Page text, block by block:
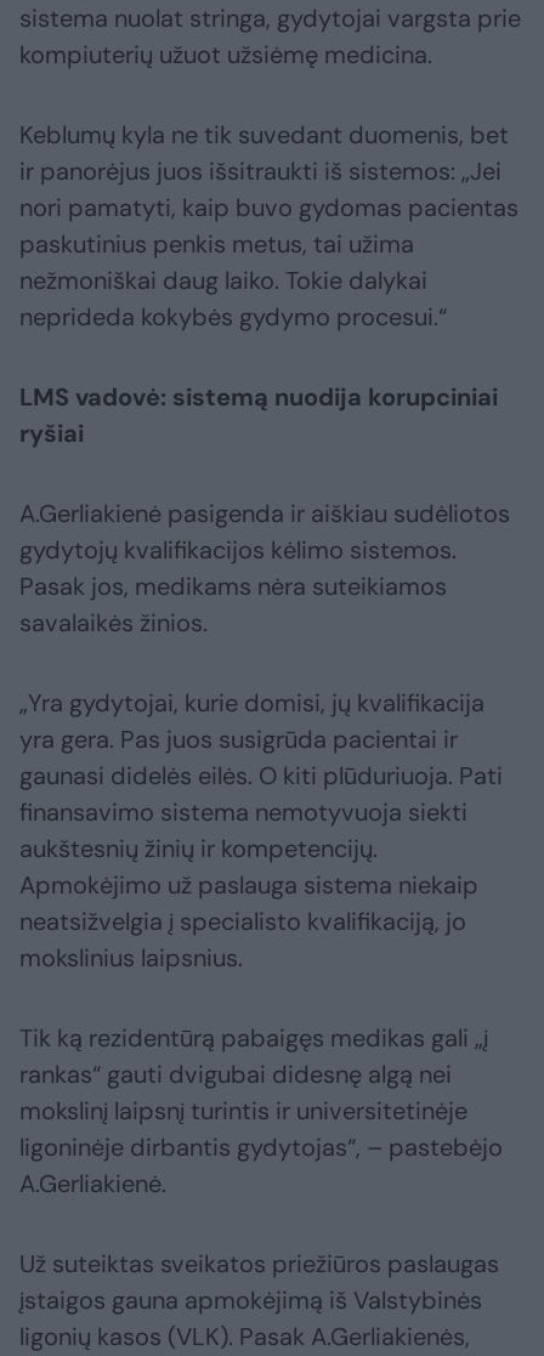
sistema nuolat stringa, gydytojai vargsta prie
kompiuterių užuot užsiėmę medicina.
Keblumų kyla ne tik suvedant duomenis, bet
ir panorėjus juos išsitraukti iš sistemos: „Jei
nori pamatyti, kaip buvo gydomas pacientas
paskutinius penkis metus, tai užima
nežmoniškai daug laiko. Tokie dalykai
neprideda kokybės gydymo procesui.“
LMS vadovė: sistemą nuodija korupciniai
ryšiai
A.Gerliakienė pasigenda ir aiškiau sudėliotos
gydytojų kvalifikacijos kėlimo sistemos.
Pasak jos, medikams nėra suteikiamos
savalaikės žinios.
„Yra gydytojai, kurie domisi, jų kvalifikacija
yra gera. Pas juos susigrūda pacientai ir
gaunasi didelės eilės. O kiti plūduriuoja. Pati
finansavimo sistema nemotyvuoja siekti
aukštesnių žinių ir kompetencijų.
Apmokėjimo už paslauga sistema niekaip
neatsižvelgia į specialisto kvalifikaciją, jo
mokslinius laipsnius.
Tik ką rezidentūrą pabaigęs medikas gali „į
rankas“ gauti dvigubai didesnę algą nei
mokslinį laipsnį turintis ir universitetinėje
ligoninėje dirbantis gydytojas“, – pastebėjo
A.Gerliakienė.
Už suteiktas sveikatos priežiūros paslaugas
įstaigos gauna apmokėjimą iš Valstybinės
ligonių kasos (VLK). Pasak A.Gerliakienės,